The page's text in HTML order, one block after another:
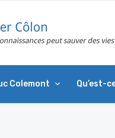
Colemont Qu’est-